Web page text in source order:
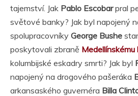
tajemství. Jak Pablo Escobarpral
světové banky? Jak byl napojený
spolupracovníky George Bushe
poskytovali zbraně Medellínskému
kolumbijské eskadry smrti? Jak byl
napojený na drogového pašeráka
arkansaského guvernéra Billa